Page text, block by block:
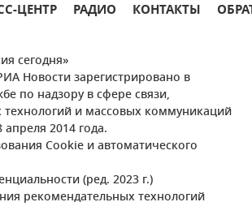
ЦЕНТР РАДИО КОНТАКТЫ
сегодня»
Новости зарегистрировано в
по надзору в сфере связи,
и массовых коммуникаций
2014 года.
Cookie и автоматического
(ред. 2023 г.)
рекомендательных технологий